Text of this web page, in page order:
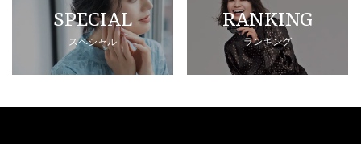
SPECIAL
スペシャル
RANKING
ランキング